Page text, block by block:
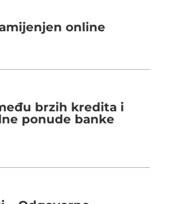
online
brzih kredita i
ponude banke